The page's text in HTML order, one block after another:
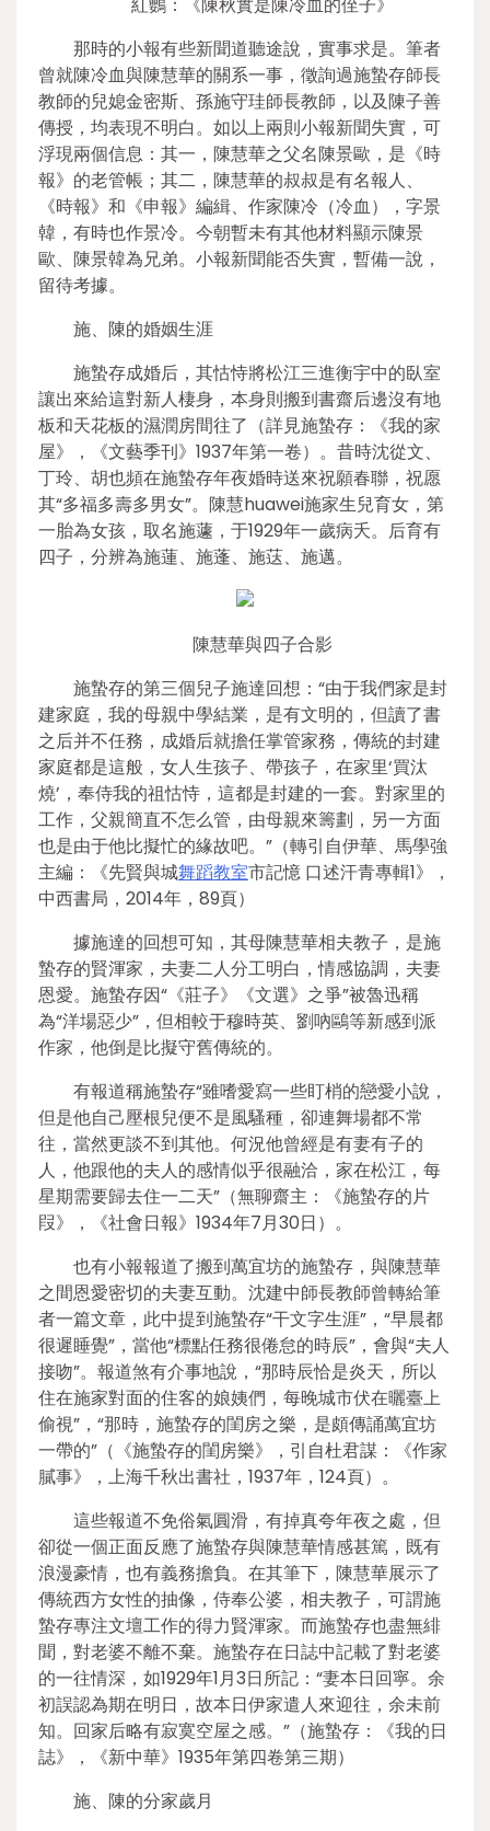
那時的小報有些新聞道聽途說，實事求是。筆者
曾就陳冷血與陳慧華的關系一事，徵詢過施蟄存師長
教師的兒媳金密斯、孫施守珪師長教師，以及陳子善
傳授，均表現不明白。如以上兩則小報新聞失實，可
浮現兩個信息：其一，陳慧華之父名陳景歐，是《時
報》的老管帳；其二，陳慧華的叔叔是有名報人、
《時報》和《申報》編緝、作家陳冷（冷血），字景
韓，有時也作景冷。今朝暫未有其他材料顯示陳景
歐、陳景韓為兄弟。小報新聞能否失實，暫備一說，
留待考據。
施、陳的婚姻生涯
施蟄存成婚后，其怙恃將松江三進衡宇中的臥室
讓出來給這對新人棲身，本身則搬到書齋后邊沒有地
板和天花板的濕潤房間往了（詳見施蟄存：《我的家
屋》，《文藝季刊》1937年第一卷）。昔時沈從文、
丁玲、胡也頻在施蟄存年夜婚時送來祝願春聯，祝愿
其“多福多壽多男女”。陳慧huawei施家生兒育女，第
一胎為女孩，取名施蘧，于1929年一歲病夭。后育有
四子，分辨為施蓮、施蓬、施荙、施邁。
陳慧華與四子合影
施蟄存的第三個兒子施達回想：“由于我們家是封
建家庭，我的母親中學結業，是有文明的，但讀了書
之后并不任務，成婚后就擔任掌管家務，傳統的封建
家庭都是這般，女人生孩子、帶孩子，在家里‘買汰
燒’，奉侍我的祖怙恃，這都是封建的一套。對家里的
工作，父親簡直不怎么管，由母親來籌劃，另一方面
也是由于他比擬忙的緣故吧。”（轉引自伊華、馬學強
主編：《先賢與城舞蹈教室市記憶 口述汗青專輯1》，
中西書局，2014年，89頁）
據施達的回想可知，其母陳慧華相夫教子，是施
蟄存的賢渾家，夫妻二人分工明白，情感協調，夫妻
恩愛。施蟄存因“《莊子》《文選》之爭”被魯迅稱
為“洋場惡少”，但相較于穆時英、劉吶鷗等新感到派
作家，他倒是比擬守舊傳統的。
有報道稱施蟄存“雖嗜愛寫一些盯梢的戀愛小說，
但是他自己壓根兒便不是風騷種，卻連舞場都不常
往，當然更談不到其他。何況他曾經是有妻有子的
人，他跟他的夫人的感情似乎很融洽，家在松江，每
星期需要歸去住一二天”（無聊齋主：《施蟄存的片
叚》，《社會日報》1934年7月30日）。
也有小報報道了搬到萬宜坊的施蟄存，與陳慧華
之間恩愛密切的夫妻互動。沈建中師長教師曾轉給筆
者一篇文章，此中提到施蟄存“干文字生涯”，“早晨都
很遲睡覺”，當他“標點任務很倦怠的時辰”，會與“夫人
接吻”。報道煞有介事地說，“那時辰恰是炎天，所以
住在施家對面的住客的娘姨們，每晚城市伏在曬臺上
偷視”，“那時，施蟄存的閨房之樂，是頗傳誦萬宜坊
一帶的”（《施蟄存的閨房樂》，引自杜君謀：《作家
膩事》，上海千秋出書社，1937年，124頁）。
這些報道不免俗氣圓滑，有掉真夸年夜之處，但
卻從一個正面反應了施蟄存與陳慧華情感甚篤，既有
浪漫豪情，也有義務擔負。在其筆下，陳慧華展示了
傳統西方女性的抽像，侍奉公婆，相夫教子，可謂施
蟄存專注文壇工作的得力賢渾家。而施蟄存也盡無緋
聞，對老婆不離不棄。施蟄存在日誌中記載了對老婆
的一往情深，如1929年1月3日所記：“妻本日回寧。余
初誤認為期在明日，故本日伊家遣人來迎往，余未前
知。回家后略有寂寞空屋之感。”（施蟄存：《我的日
誌》，《新中華》1935年第四卷第三期）
施、陳的分家歲月